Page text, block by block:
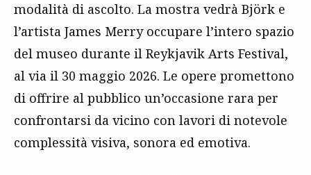
modalità di ascolto. La mostra vedrà Björk e
l’artista James Merry occupare l’intero spazio
del museo durante il Reykjavik Arts Festival,
al via il 30 maggio 2026. Le opere promettono
di offrire al pubblico un’occasione rara per
confrontarsi da vicino con lavori di notevole
complessità visiva, sonora ed emotiva.